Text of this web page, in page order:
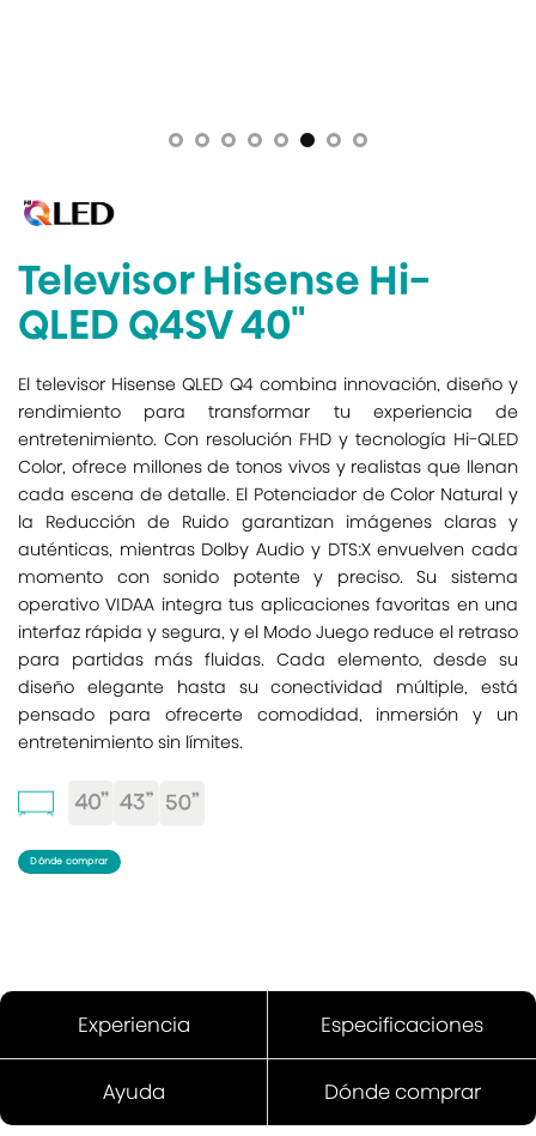
Televisor Hisense Hi-
QLED Q4SV 40"
El televisor Hisense QLED Q4 combina innovación, diseño y
rendimiento para transformar tu experiencia de
entretenimiento. Con resolución FHD y tecnología Hi-QLED
Color, ofrece millones de tonos vivos y realistas que llenan
cada escena de detalle. El Potenciador de Color Natural y
la Reducción de Ruido garantizan imágenes claras y
auténticas, mientras Dolby Audio y DTS:X envuelven cada
momento con sonido potente y preciso. Su sistema
operativo VIDAA integra tus aplicaciones favoritas en una
interfaz rápida y segura, y el Modo Juego reduce el retraso
para partidas más fluidas. Cada elemento, desde su
diseño elegante hasta su conectividad múltiple, está
pensado para ofrecerte comodidad, inmersión y un
entretenimiento sin límites.
Dónde comprar
Experiencia Especificaciones
Ayuda Dónde comprar